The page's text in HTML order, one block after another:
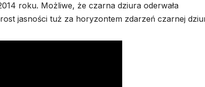
roku. Możliwe, że czarna dziura oderwała
jasności tuż za horyzontem zdarzeń czarnej